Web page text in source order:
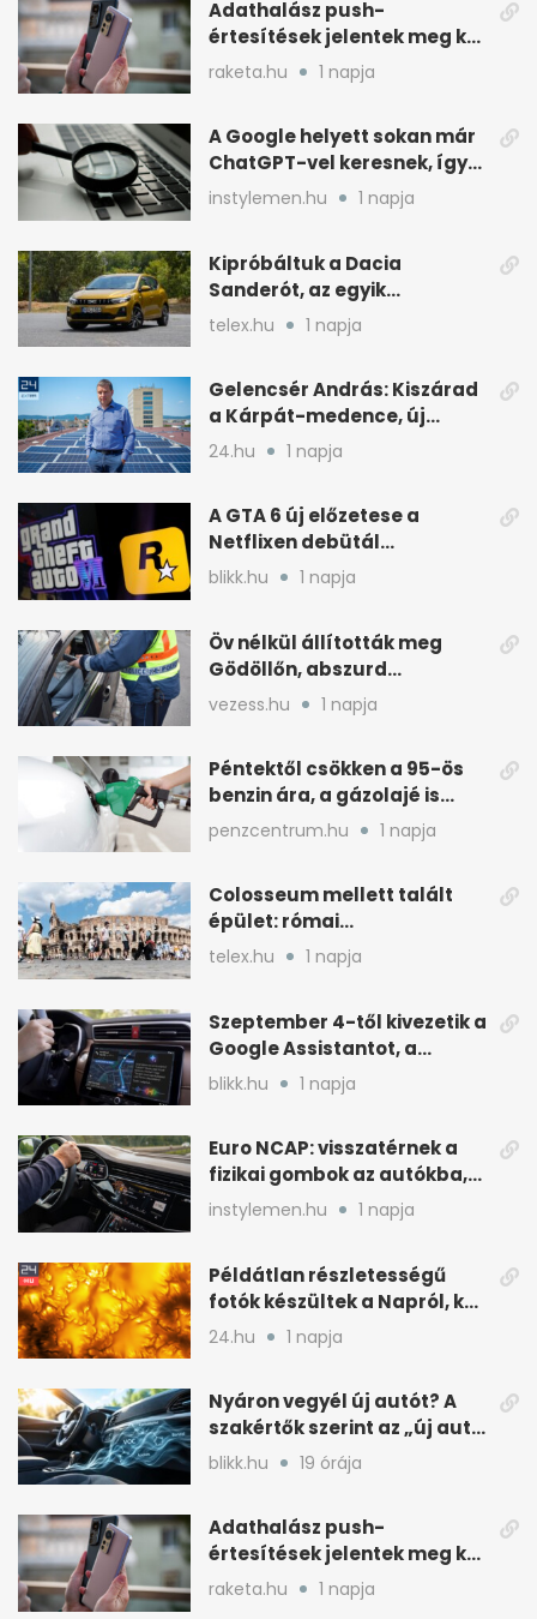
Adathalász push-
értesítések jelentek meg két
Xiaomi gyári böngészőjében
raketa.hu 1 napja
A Google helyett sokan már
ChatGPT-vel keresnek, így
változik a rutin
instylemen.hu 1 napja
Kipróbáltuk a Dacia
Sanderót, az egyik
legolcsóbb új autót
Magyarországon
telex.hu 1 napja
Gelencsér András: Kiszárad
a Kárpát-medence, új
áram- és vízdíjat javasol
24.hu 1 napja
A GTA 6 új előzetese a
Netflixen debütál
augusztus 27-én
blikk.hu 1 napja
Öv nélkül állították meg
Gödöllőn, abszurd
fordulatok jöttek
vezess.hu 1 napja
Péntektől csökken a 95-ös
benzin ára, a gázolajé is
mérséklődik
penzcentrum.hu 1 napja
Colosseum mellett talált
épület: római
tűzoltólaktanya vagy
patríciusház?
telex.hu 1 napja
Szeptember 4-től kivezetik a
Google Assistantot, a
Gemini váltja mobilon is
blikk.hu 1 napja
Euro NCAP: visszatérnek a
fizikai gombok az autókba,
kevesebb nyomkodással
instylemen.hu 1 napja
Példátlan részletességű
fotók készültek a Napról, két
rejtély is tisztulhat
24.hu 1 napja
Nyáron vegyél új autót? A
szakértők szerint az „új autó
illat” miatt
blikk.hu 19 órája
Adathalász push-
értesítések jelentek meg két
Xiaomi gyári böngészőjében
raketa.hu 1 napja